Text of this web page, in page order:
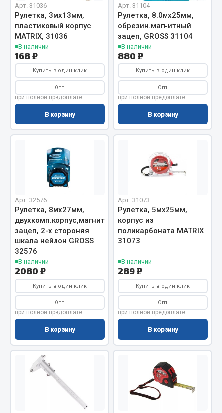
Автомобильная электрика
Автолампы
Блоки реле и предохранителей
Вилки нагрузочные
Выключатели и переключатели клавишные
Выключатели кнопочные
Выключатель массы
Изолента
Весь раздел
Запчасти на полуприцепы
Амортизаторы для полуприцепов
Весь раздел
Запчасти КамАЗ
Система питания
Система выпуска газа
Система охлаждения
Сцепление
Коробка передач
Коробка передач ZF
Показать ещё
Арт. 31036
Рулетка, 3мх13мм,
пластиковый корпус
MATRIX, 31036
В наличии
168 ₽
Купить в один клик
Опт
при полной предоплате
В корзину
Арт. 31104
Рулетка, 8.0мх25мм,
обрезин.магнитный
зацеп, GROSS 31104
В наличии
880 ₽
Купить в один клик
Опт
при полной предоплате
В корзину
Арт. 32576
Рулетка, 8мх27мм,
двухкомп.корпус,магнитный
зацеп, 2-х стороняя
шкала нейлон GROSS
32576
В наличии
2080 ₽
Купить в один клик
Опт
при полной предоплате
В корзину
Арт. 31073
Рулетка, 5мх25мм,
корпус из
поликарбоната MATRIX
31073
В наличии
289 ₽
Купить в один клик
Опт
при полной предоплате
В корзину